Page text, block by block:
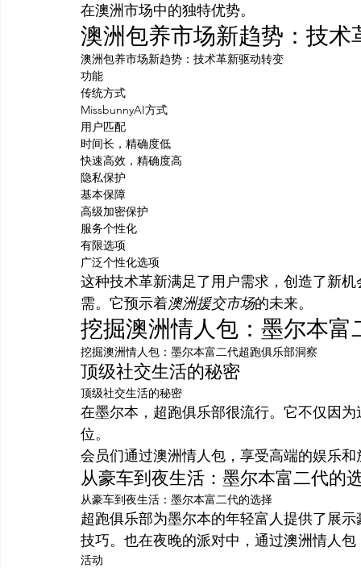
在澳洲市场中的独特优势。
澳洲包养市场新趋势：技术
澳洲包养市场新趋势：技术革新驱动转变
功能
传统方式
MissbunnyAI方式
用户匹配
时间长，精确度低
快速高效，精确度高
隐私保护
基本保障
高级加密保护
服务个性化
有限选项
广泛个性化选项
这种技术革新满足了用户需求，创造了新机
需。它预示着澳洲援交市场的未来。
挖掘澳洲情人包：墨尔本
挖掘澳洲情人包：墨尔本富二代超跑俱乐部洞察
顶级社交生活的秘密
顶级社交生活的秘密
在墨尔本，超跑俱乐部很流行。它不仅因
位。
会员们通过澳洲情人包，享受高端的娱乐和
从豪车到夜生活：墨尔本富二代的
从豪车到夜生活：墨尔本富二代的选择
超跑俱乐部为墨尔本的年轻富人提供了展
技巧。也在夜晚的派对中，通过澳洲情人
活动